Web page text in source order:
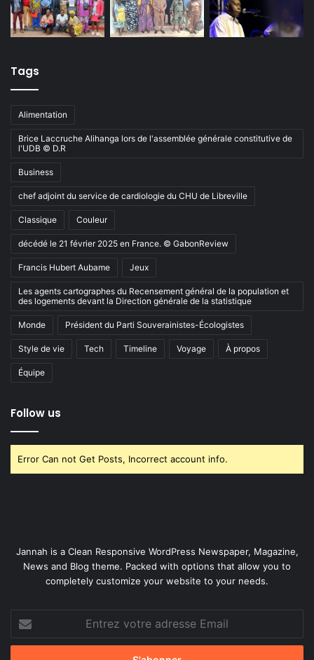
Tags
Alimentation
Brice Laccruche Alihanga lors de l'assemblée générale constitutive de
l'UDB © D.R
Business
chef adjoint du service de cardiologie du CHU de Libreville
Classique Couleur
décédé le 21 février 2025 en France. © GabonReview
Francis Hubert Aubame Jeux
Les agents cartographes du Recensement général de la population et
des logements devant la Direction générale de la statistique
Monde Président du Parti Souverainistes-Écologistes
Style de vie Tech Timeline Voyage À propos
Équipe
Follow us
Error Can not Get Posts, Incorrect account info.
Jannah is a Clean Responsive WordPress Newspaper, Magazine,
News and Blog theme. Packed with options that allow you to
completely customize your website to your needs.
Entrez
votre
adresse